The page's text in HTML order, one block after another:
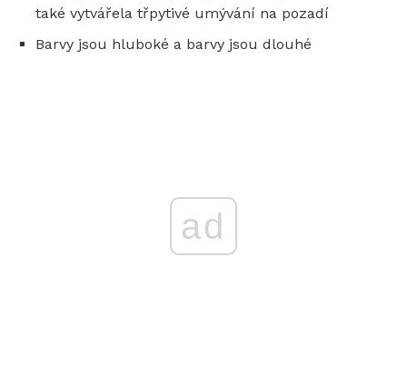
také vytvářela třpytivé umývání na pozadí
Barvy jsou hluboké a barvy jsou dlouhé
ad